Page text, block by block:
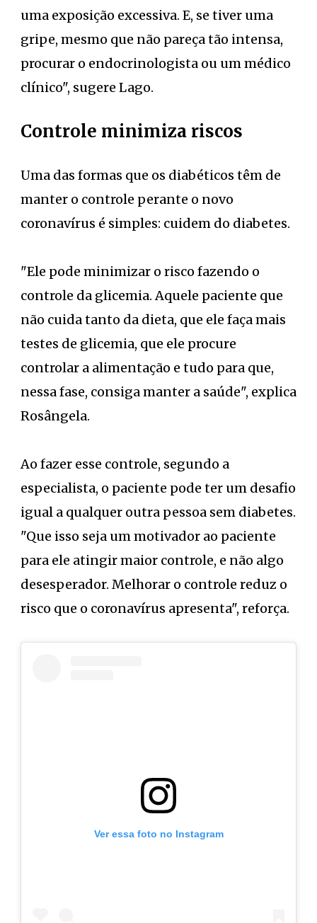
uma exposição excessiva. E, se tiver uma
gripe, mesmo que não pareça tão intensa,
procurar o endocrinologista ou um médico
clínico", sugere Lago.
Controle minimiza riscos
Uma das formas que os diabéticos têm de
manter o controle perante o novo
coronavírus é simples: cuidem do diabetes.
"Ele pode minimizar o risco fazendo o
controle da glicemia. Aquele paciente que
não cuida tanto da dieta, que ele faça mais
testes de glicemia, que ele procure
controlar a alimentação e tudo para que,
nessa fase, consiga manter a saúde", explica
Rosângela.
Ao fazer esse controle, segundo a
especialista, o paciente pode ter um desafio
igual a qualquer outra pessoa sem diabetes.
"Que isso seja um motivador ao paciente
para ele atingir maior controle, e não algo
desesperador. Melhorar o controle reduz o
risco que o coronavírus apresenta", reforça.
Ver essa foto no Instagram